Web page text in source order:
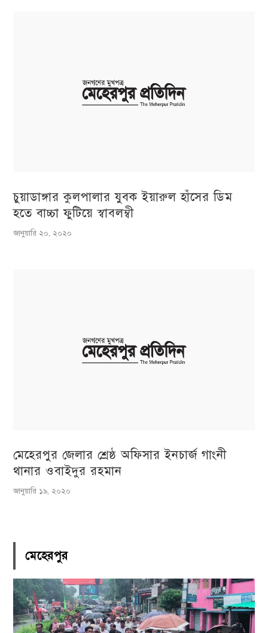
চুয়াডাঙ্গার কুলপালার যুবক ইয়ারুল হাঁসের ডিম
হতে বাচ্চা ফুটিয়ে স্বাবলম্বী
জানুয়ারি ২০, ২০২০
মেহেরপুর জেলার শ্রেষ্ঠ অফিসার ইনচার্জ গাংনী
থানার ওবাইদুর রহমান
জানুয়ারি ১৯, ২০২০
মেহেরপুর